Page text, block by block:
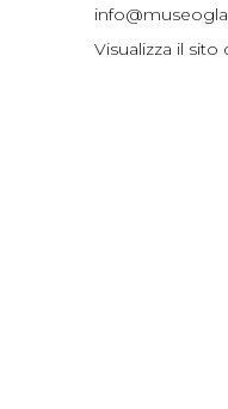
Visualizza il sito